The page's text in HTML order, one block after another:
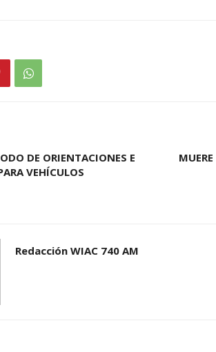
DE ORIENTACIONES E
VEHÍCULOS
Redacción WIAC 740 AM